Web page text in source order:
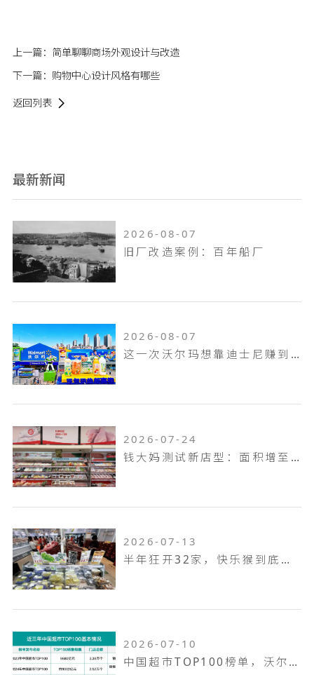
上一篇： 简单聊聊商场外观设计与改造
下一篇： 购物中心设计风格有哪些
返回列表
最新新闻
2026-08-07
旧厂改造案例：百年船厂
2026-08-07
这一次沃尔玛想靠迪士尼赚到山姆赚不到的钱！
2026-07-24
钱大妈测试新店型：面积增至100平米，扩充熟食烘焙品类，放大自有品牌
2026-07-13
半年狂开32家，快乐猴到底是家什么样的门店
2026-07-10
中国超市TOP100榜单，沃尔玛何以越跑越远